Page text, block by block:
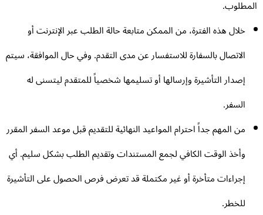
خلال هذه الفترة، من الممكن متابعة حالة الطلب عبر الإنترنت أو
الاتصال بالسفارة للاستفسار عن مدى التقدم. وفي حال الموافقة، سيتم
إصدار التأشيرة وإرسالها أو تسليمها شخصياً للمتقدم ليتسنى له
السفر.
من المهم جداً احترام المواعيد النهائية للتقديم قبل موعد السفر المقرر
وأخذ الوقت الكافي لجمع المستندات وتقديم الطلب بشكل سليم. أي
إجراءات متأخرة أو غير مكتملة قد تعرض فرص الحصول على التأشيرة
للخطر.